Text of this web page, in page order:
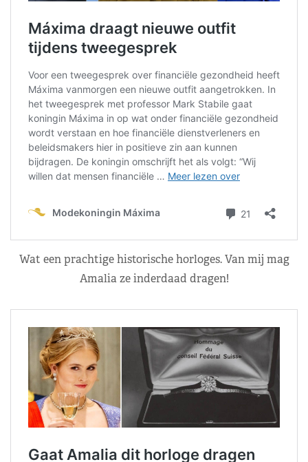
Wat een prachtige historische horloges. Van mij mag
Amalia ze inderdaad dragen!